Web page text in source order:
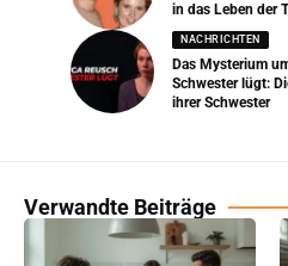
in das Leben der
NACHRICHTEN
Das Mysterium
Schwester lügt:
ihrer Schwester
Verwandte Beiträge